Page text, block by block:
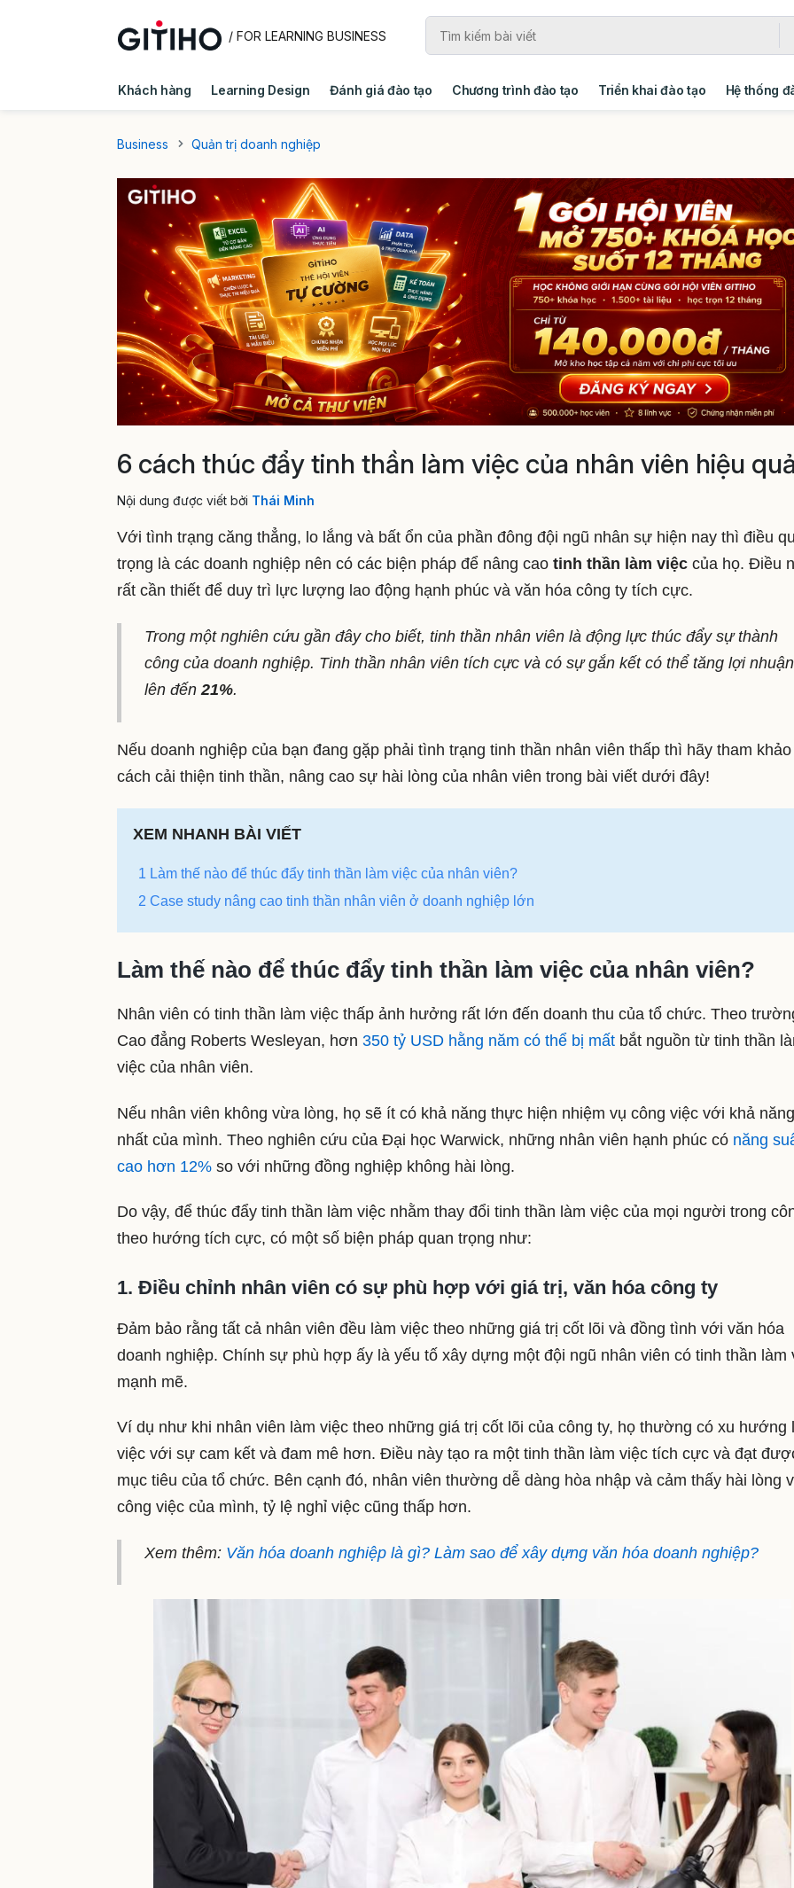
/ FOR LEARNING BUSINESS
Khách hàng Learning Design Đánh giá đào tạo Chương trình đào tạo Triển khai đào tạo Hệ thống
Business
Quản trị doanh nghiệp
6 cách thúc đẩy tinh thần làm việc của nhân viên hiệu
Nội dung được viết bởi Thái Minh
Với tình trạng căng thẳng, lo lắng và bất ổn của phần đông đội ngũ nhân sự hiện nay thì điều
trọng là các doanh nghiệp nên có các biện pháp để nâng cao tinh thần làm việc của họ. Điều
rất cần thiết để duy trì lực lượng lao động hạnh phúc và văn hóa công ty tích cực.
Trong một nghiên cứu gần đây cho biết, tinh thần nhân viên là động lực thúc đẩy sự thành
công của doanh nghiệp. Tinh thần nhân viên tích cực và có sự gắn kết có thể tăng lợi nhuận
lên đến21%.
Nếu doanh nghiệp của bạn đang gặp phải tình trạng tinh thần nhân viên thấp thì hãy tham
cách cải thiện tinh thần, nâng cao sự hài lòng của nhân viên trong bài viết dưới đây!
XEM NHANH BÀI VIẾT
1 Làm thế nào để thúc đẩy tinh thần làm việc của nhân viên?
2 Case study nâng cao tinh thần nhân viên ở doanh nghiệp lớn
Làm thế nào để thúc đẩy tinh thần làm việc của nhân viên?
Nhân viên có tinh thần làm việc thấp ảnh hưởng rất lớn đến doanh thu của tổ chức. Theo
Cao đẳng Roberts Wesleyan, hơn 350 tỷ USD hằng năm có thể bị mất bắt nguồn từ tinh thần
việc của nhân viên.
Nếu nhân viên không vừa lòng, họ sẽ ít có khả năng thực hiện nhiệm vụ công việc với khả
nhất của mình. Theo nghiên cứu của Đại học Warwick, những nhân viên hạnh phúc có năng
cao hơn 12% so với những đồng nghiệp không hài lòng.
Do vậy, để thúc đẩy tinh thần làm việc nhằm thay đổi tinh thần làm việc của mọi người trong
theo hướng tích cực, có một số biện pháp quan trọng như:
1. Điều chỉnh nhân viên có sự phù hợp với giá trị, văn hóa công ty
Đảm bảo rằng tất cả nhân viên đều làm việc theo những giá trị cốt lõi và đồng tình với văn hóa
doanh nghiệp. Chính sự phù hợp ấy là yếu tố xây dựng một đội ngũ nhân viên có tinh thần làm
mạnh mẽ.
Ví dụ như khi nhân viên làm việc theo những giá trị cốt lõi của công ty, họ thường có xu hướng
việc với sự cam kết và đam mê hơn. Điều này tạo ra một tinh thần làm việc tích cực và đạt
mục tiêu của tổ chức. Bên cạnh đó, nhân viên thường dễ dàng hòa nhập và cảm thấy hài lòng
công việc của mình, tỷ lệ nghỉ việc cũng thấp hơn.
Xem thêm: Văn hóa doanh nghiệp là gì? Làm sao để xây dựng văn hóa doanh nghiệp?